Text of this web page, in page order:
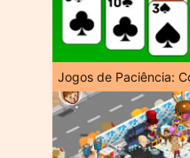
Jogos de Paciência: